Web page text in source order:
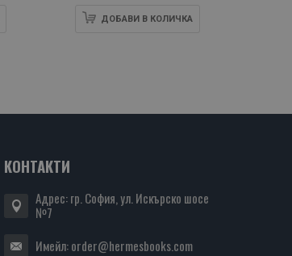
ДОБАВИ В КОЛИЧКА
КОНТАКТИ
Адрес: гр. София, ул. Искърско шосе
№7
Имейл:order@hermesbooks.com